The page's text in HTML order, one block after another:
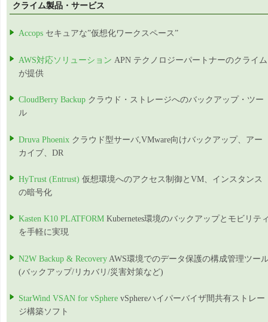
クライム製品・サービス
Accops セキュアな”仮想化ワークスペース”
AWS対応ソリューション APN テクノロジーパートナーのクライム
が提供
CloudBerry Backup クラウド・ストレージへのバックアップ・ツー
ル
Druva Phoenix クラウド型サーバ,VMware向けバックアップ、アー
カイブ、DR
HyTrust (Entrust) 仮想環境へのアクセス制御とVM、インスタンス
の暗号化
Kasten K10 PLATFORM Kubernetes環境のバックアップとモビリテ
を手軽に実現
N2W Backup & Recovery AWS環境でのデータ保護の構成管理ツー
(バックアップ/リカバリ/災害対策など)
StarWind VSAN for vSphere vSphereハイパーバイザ間共有ストレー
ジ構築ソフト